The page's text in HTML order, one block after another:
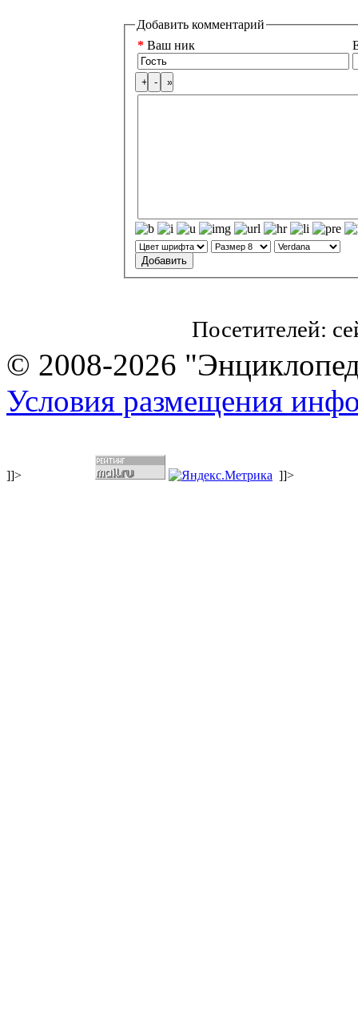
Добавить комментарий
* Ваш ник
Посетителей:
© 2008-2026
Условия размещения
]]> ]]>